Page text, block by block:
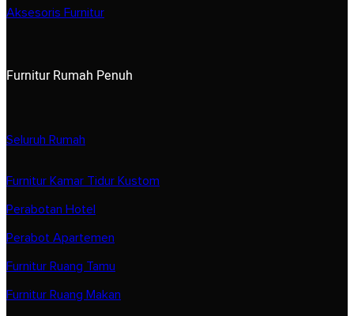
Aksesoris Furnitur
Furnitur Rumah Penuh
Seluruh Rumah
Furnitur Kamar Tidur Kustom
Perabotan Hotel
Perabot Apartemen
Furnitur Ruang Tamu
Furnitur Ruang Makan